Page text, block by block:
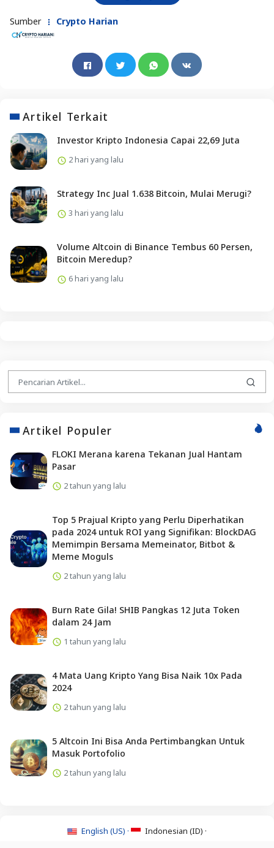
Sumber Crypto Harian
Artikel Terkait
Investor Kripto Indonesia Capai 22,69 Juta
2 hari yang lalu
Strategy Inc Jual 1.638 Bitcoin, Mulai Merugi?
3 hari yang lalu
Volume Altcoin di Binance Tembus 60 Persen,
Bitcoin Meredup?
6 hari yang lalu
Artikel Populer
FLOKI Merana karena Tekanan Jual Hantam
Pasar
2 tahun yang lalu
Top 5 Prajual Kripto yang Perlu Diperhatikan
pada 2024 untuk ROI yang Signifikan: BlockDAG
Memimpin Bersama Memeinator, Bitbot &
Meme Moguls
2 tahun yang lalu
Burn Rate Gila! SHIB Pangkas 12 Juta Token
dalam 24 Jam
1 tahun yang lalu
4 Mata Uang Kripto Yang Bisa Naik 10x Pada
2024
2 tahun yang lalu
5 Altcoin Ini Bisa Anda Pertimbangkan Untuk
Masuk Portofolio
2 tahun yang lalu
English (US) ·
Indonesian (ID) ·